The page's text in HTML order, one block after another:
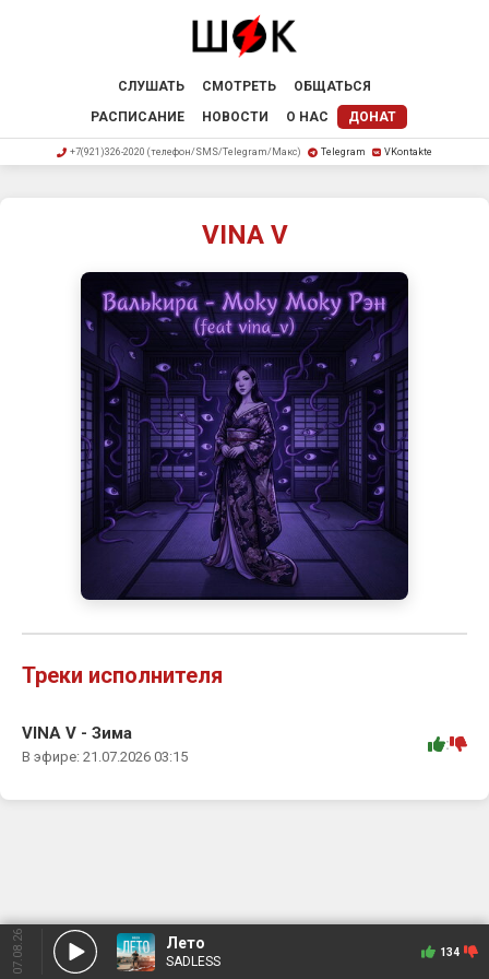
СЛУШАТЬ СМОТРЕТЬ
ОБЩАТЬСЯ
РАСПИСАНИЕ
НОВОСТИ О НАС ДОНАТ
+7(921)326-2020 (телефон/SMS/Telegram/Макс) Telegram VKontakte
VINA V
Треки исполнителя
VINA V - Зима
В эфире: 21.07.2026 03:15
:
07.08.26 Лето
SADLESS
134